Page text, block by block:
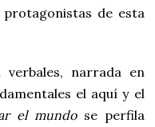
de esta
narrada en
el aquí y el
el mundose perfila